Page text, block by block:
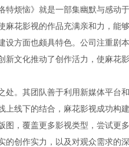
特烦恼》就是一部集幽默与感动
麻花影视的作品充满亲和力，能
设方面也颇具特色。公司注重剧
新文化推动了创作活力，使麻花
处。其团队善于利用新媒体平台
上线下的结合，麻花影视成功构
图，覆盖更多影视类型，尝试更
的创作实力，以及对观众需求的